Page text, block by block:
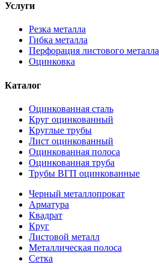
Услуги
Резка металла
Гибка металла
Перфорация листового металла
Оцинковка
Каталог
Оцинкованная сталь
Круг оцинкованный
Круглые трубы
Лист оцинкованный
Оцинкованная полоса
Оцинкованная труба
Трубы ВГП оцинкованные
Черный металлопрокат
Арматура
Квадрат
Круг
Листовой металл
Металлическая полоса
Сетка